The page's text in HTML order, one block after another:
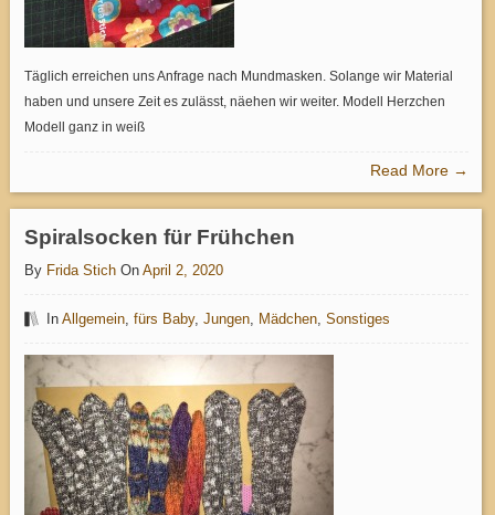
Täglich erreichen uns Anfrage nach Mundmasken. Solange wir Material
haben und unsere Zeit es zulässt, näehen wir weiter. Modell Herzchen
Modell ganz in weiß
Read More →
Spiralsocken für Frühchen
By Frida Stich On April 2, 2020
In Allgemein, fürs Baby, Jungen, Mädchen, Sonstiges